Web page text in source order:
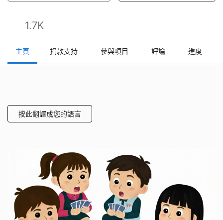
1.7K
主頁 捐款支持 參與項目 評論 進度
按此翻譯成您的語言